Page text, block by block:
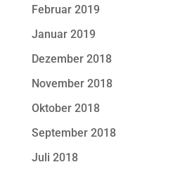
Februar 2019
Januar 2019
Dezember 2018
November 2018
Oktober 2018
September 2018
Juli 2018